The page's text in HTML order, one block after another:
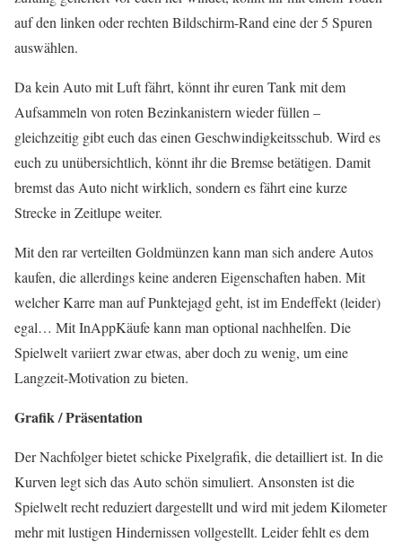
auf den linken oder rechten Bildschirm-Rand eine der 5 Spuren
auswählen.
Da kein Auto mit Luft fährt, könnt ihr euren Tank mit dem
Aufsammeln von roten Bezinkanistern wieder füllen –
gleichzeitig gibt euch das einen Geschwindigkeitsschub. Wird es
euch zu unübersichtlich, könnt ihr die Bremse betätigen. Damit
bremst das Auto nicht wirklich, sondern es fährt eine kurze
Strecke in Zeitlupe weiter.
Mit den rar verteilten Goldmünzen kann man sich andere Autos
kaufen, die allerdings keine anderen Eigenschaften haben. Mit
welcher Karre man auf Punktejagd geht, ist im Endeffekt (leider)
egal… Mit InAppKäufe kann man optional nachhelfen. Die
Spielwelt variiert zwar etwas, aber doch zu wenig, um eine
Langzeit-Motivation zu bieten.
Grafik / Präsentation
Der Nachfolger bietet schicke Pixelgrafik, die detailliert ist. In die
Kurven legt sich das Auto schön simuliert. Ansonsten ist die
Spielwelt recht reduziert dargestellt und wird mit jedem Kilometer
mehr mit lustigen Hindernissen vollgestellt. Leider fehlt es dem